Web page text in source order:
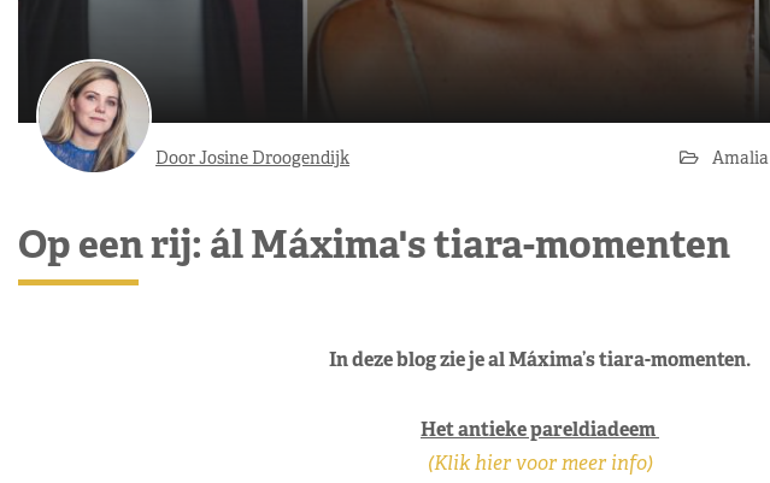
Door Josine Droogendijk Amalia
Op een rij: ál Máxima's tiara-momenten
In deze blog zie je al Máxima’s tiara-momenten.
Het antieke pareldiadeem
(Klik hier voor meer info)